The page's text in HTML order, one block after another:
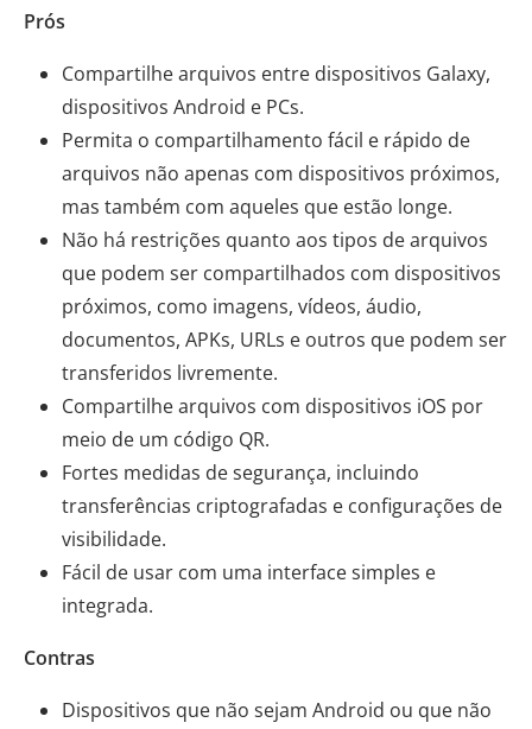
Prós
Compartilhe arquivos entre dispositivos Galaxy,
dispositivos Android e PCs.
Permita o compartilhamento fácil e rápido de
arquivos não apenas com dispositivos próximos,
mas também com aqueles que estão longe.
Não há restrições quanto aos tipos de arquivos
que podem ser compartilhados com dispositivos
próximos, como imagens, vídeos, áudio,
documentos, APKs, URLs e outros que podem ser
transferidos livremente.
Compartilhe arquivos com dispositivos iOS por
meio de um código QR.
Fortes medidas de segurança, incluindo
transferências criptografadas e configurações de
visibilidade.
Fácil de usar com uma interface simples e
integrada.
Contras
Dispositivos que não sejam Android ou que não